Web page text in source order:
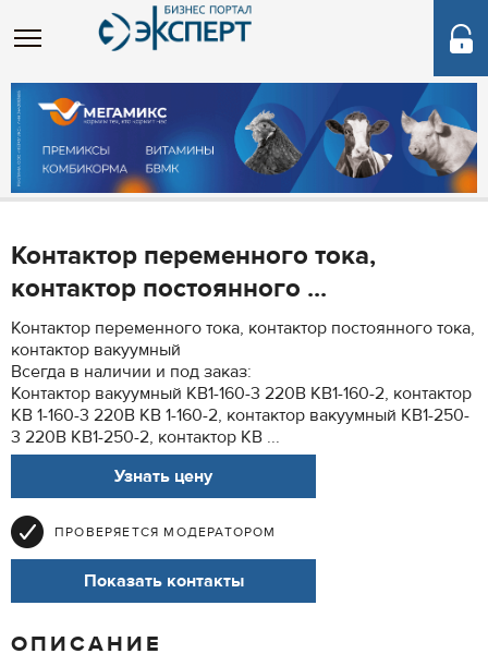
Контактор переменного тока,
контактор постоянного ...
Контактор переменного тока, контактор постоянного тока,
контактор вакуумный
Всегда в наличии и под заказ:
Контактор вакуумный КВ1-160-3 220В КВ1-160-2, контактор
КВ 1-160-3 220В КВ 1-160-2, контактор вакуумный КВ1-250-
3 220В КВ1-250-2, контактор КВ ...
Узнать цену
ПРОВЕРЯЕТСЯ МОДЕРАТОРОМ
Показать контакты
ОПИСАНИЕ